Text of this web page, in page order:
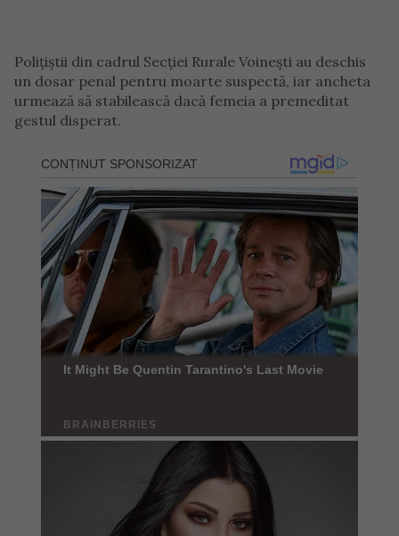
Polițiștii din cadrul Secției Rurale Voinești au deschis
un dosar penal pentru moarte suspectă, iar ancheta
urmează să stabilească dacă femeia a premeditat
gestul disperat.